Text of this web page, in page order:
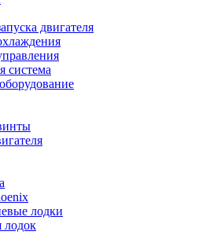
двигателя
система
лодки
лодок